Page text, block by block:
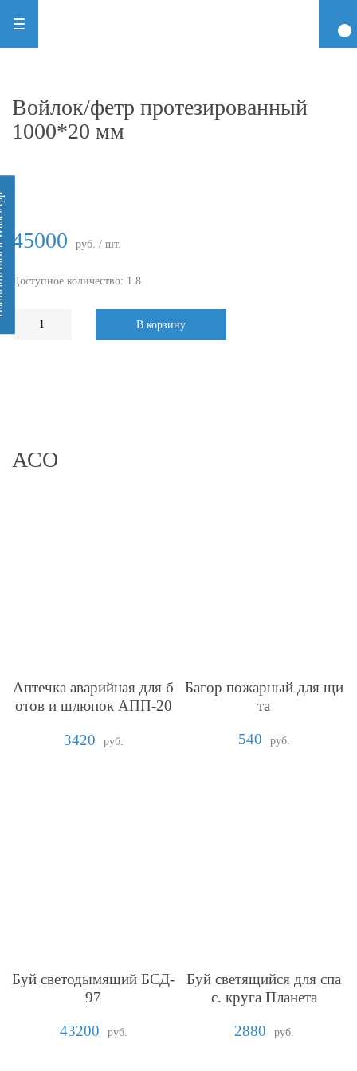
Войлок/фетр протезированный
1000*20 мм
45000 руб. / шт.
Доступное количество: 1.8
В корзину
АСО
Аптечка аварийная для б
отов и шлюпок АПП-20
3420
руб.
Багор пожарный для щи
та
540
руб.
Буй светодымящий БСД-
97
43200
руб.
Буй светящийся для спа
с. круга Планета
2880
руб.